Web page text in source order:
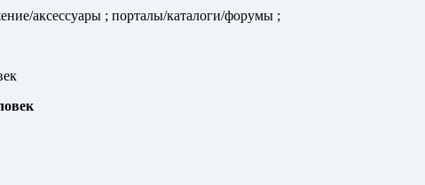
аксессуары ; порталы/каталоги/форумы ;